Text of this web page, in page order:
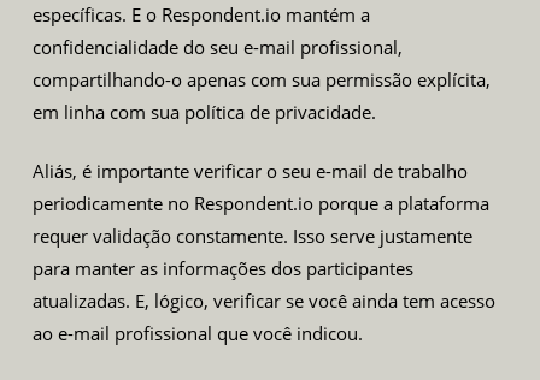
específicas. E o Respondent.io mantém a
confidencialidade do seu e-mail profissional,
compartilhando-o apenas com sua permissão explícita,
em linha com sua política de privacidade.
Aliás, é importante verificar o seu e-mail de trabalho
periodicamente no Respondent.io porque a plataforma
requer validação constamente. Isso serve justamente
para manter as informações dos participantes
atualizadas. E, lógico, verificar se você ainda tem acesso
ao e-mail profissional que você indicou.